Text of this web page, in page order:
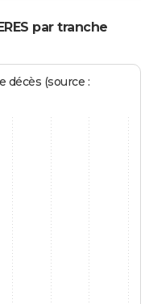
par tranche
décès (source :